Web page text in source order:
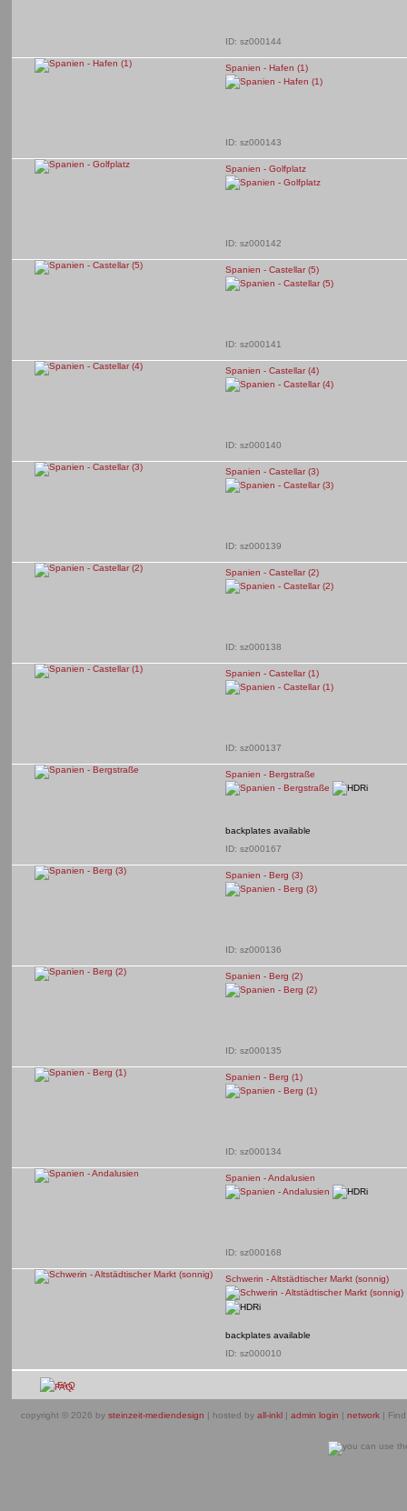
ID: sz000144
Spanien - Hafen (1)
ID: sz000143
Spanien - Golfplatz
ID: sz000142
Spanien - Castellar (5)
ID: sz000141
Spanien - Castellar (4)
ID: sz000140
Spanien - Castellar (3)
ID: sz000139
Spanien - Castellar (2)
ID: sz000138
Spanien - Castellar (1)
ID: sz000137
Spanien - Bergstraße
backplates available
ID: sz000167
Spanien - Berg (3)
ID: sz000136
Spanien - Berg (2)
ID: sz000135
Spanien - Berg (1)
ID: sz000134
Spanien - Andalusien
ID: sz000168
Schwerin - Altstädtischer Markt (sonnig)
backplates available
ID: sz000010
FAQ
copyright © 2026 by steinzeit-mediendesign | hosted by all-inkl| admin login | network|